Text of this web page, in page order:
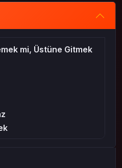
mi, Üstüne Gitmek